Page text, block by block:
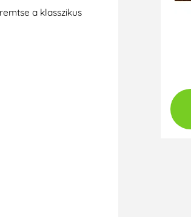
a klasszikus